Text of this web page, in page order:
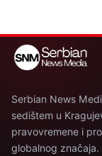
Serbian News
sedištem u
pravovremene i
globalnog značaja.